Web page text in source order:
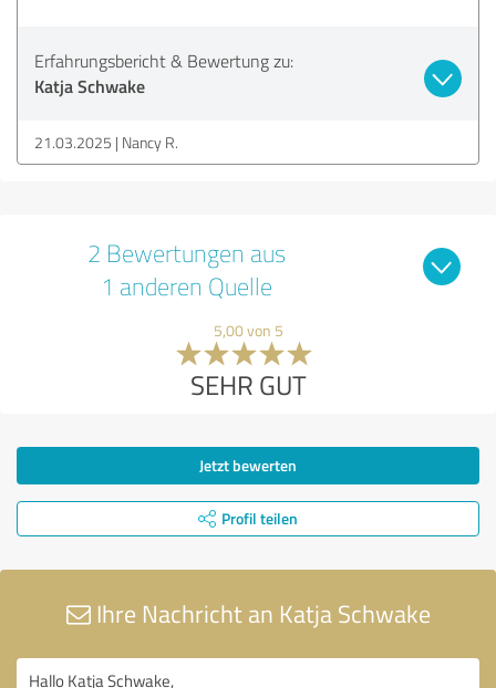
Erfahrungsbericht & Bewertung zu:
Katja Schwake
21.03.2025 Nancy R.
2 Bewertungen aus
1 anderen Quelle
5,00 von 5
SEHR GUT
Jetzt bewerten
Profil teilen
Ihre Nachricht an Katja Schwake